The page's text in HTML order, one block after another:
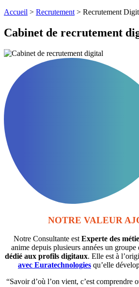
Accueil > Recrutement > Recrutement
Cabinet de recrutement
NOTRE VALEUR
Notre Consultante est Experte des
anime depuis plusieurs années un groupe
dédié aux profils digitaux. Elle est à
avec Euratechnologies qu’elle
“Savoir d’où l’on vient, c’est comprendre